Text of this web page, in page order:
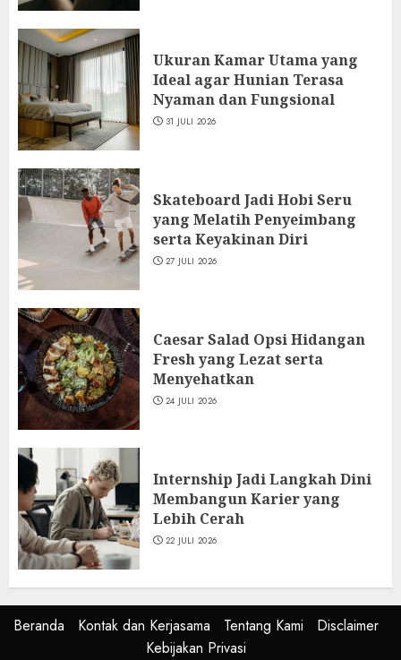
Ukuran Kamar Utama yang
Ideal agar Hunian Terasa
Nyaman dan Fungsional
31 JULI 2026
Skateboard Jadi Hobi Seru
yang Melatih Penyeimbang
serta Keyakinan Diri
27 JULI 2026
Caesar Salad Opsi Hidangan
Fresh yang Lezat serta
Menyehatkan
24 JULI 2026
Internship Jadi Langkah Dini
Membangun Karier yang
Lebih Cerah
22 JULI 2026
Beranda Kontak dan Kerjasama Tentang Kami
Disclaimer
Kebijakan Privasi